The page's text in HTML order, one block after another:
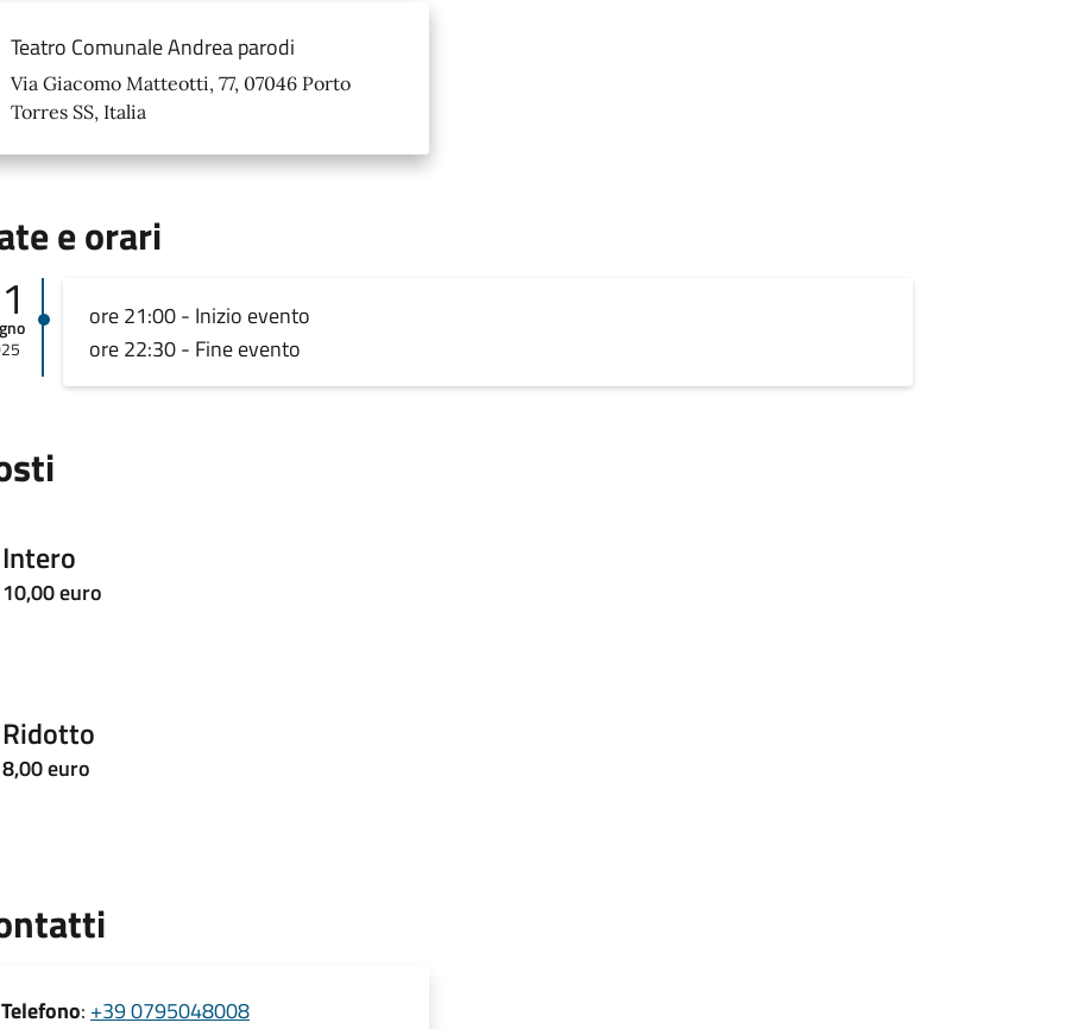
Teatro Comunale Andrea parodi
Via Giacomo Matteotti, 77, 07046 Porto
Torres SS, Italia
e orari
ore 21:00 - Inizio evento
ore 22:30 - Fine evento
Intero
10,00 euro
Ridotto
8,00 euro
Telefono: +39 0795048008